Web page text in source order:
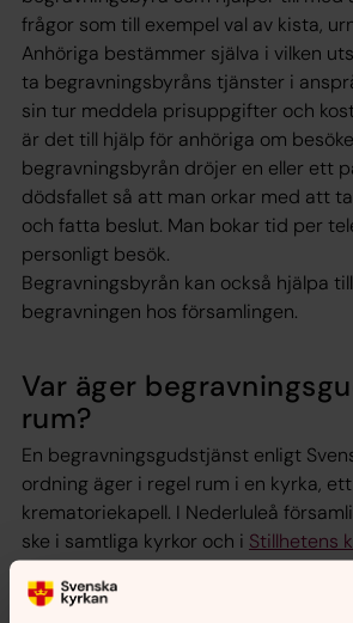
frågor som till exempel val av kista,
Anhöriga bestämmer själva i vilken
ta begravningsbyråns tjänster i
sin tur meddela prisuppgifter och
är det till hjälp för anhöriga om
begravningsbyrån dröjer en eller ett
dödsfallet så att man orkar med att
och fatta beslut. Man bokar tid per
personligt besök.
Begravningsbyrån kan också hjälpa
begravningen hos församlingen.
Var äger
rum?
En begravningsgudstjänst enligt
ordning äger i regel rum i en kyrka,
krematoriekapell. I Nederluleå
ske i samtliga kyrkor och i Stillhetens
kyrkogården. Vid jordbegravning
begravningsgudstjänsten vanligtvis